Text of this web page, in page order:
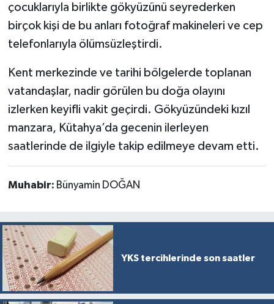
çocuklarıyla birlikte gökyüzünü seyrederken
birçok kişi de bu anları fotoğraf makineleri ve cep
telefonlarıyla ölümsüzleştirdi.
Kent merkezinde ve tarihi bölgelerde toplanan
vatandaşlar, nadir görülen bu doğa olayını
izlerken keyifli vakit geçirdi. Gökyüzündeki kızıl
manzara, Kütahya’da gecenin ilerleyen
saatlerinde de ilgiyle takip edilmeye devam etti.
Muhabir: Bünyamin DOĞAN
YKS tercihlerinde son saatler
Pazarlar
Politika
Resmi İlan
Rüya Tabirleri
Sağlık
Spor
Tavşanlı